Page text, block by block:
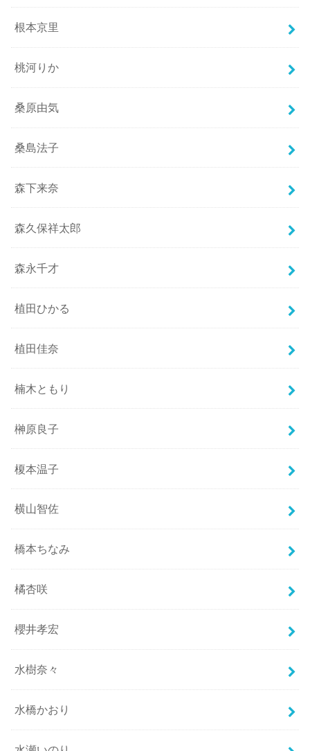
根本京里
桃河りか
桑原由気
桑島法子
森下来奈
森久保祥太郎
森永千才
植田ひかる
植田佳奈
楠木ともり
榊原良子
榎本温子
横山智佐
橋本ちなみ
橘杏咲
櫻井孝宏
水樹奈々
水橋かおり